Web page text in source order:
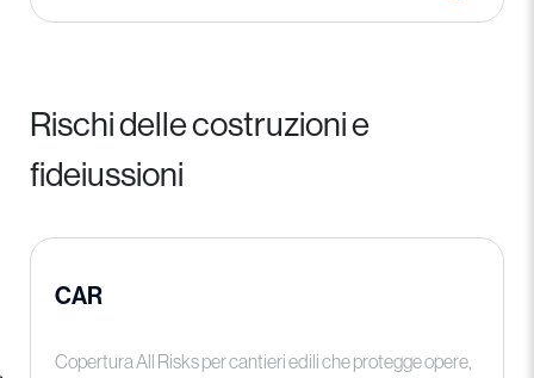
Rischi delle costruzioni e
fideiussioni
CAR
Copertura All Risks per cantieri edili che protegge opere,